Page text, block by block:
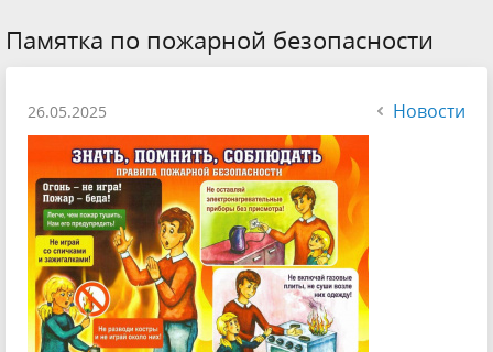
Памятка по пожарной безопасности
26.05.2025 Новости